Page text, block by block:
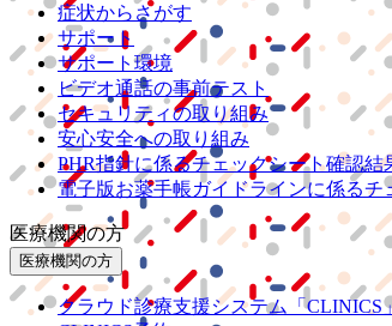
症状からさがす
サポート
サポート環境
ビデオ通話の事前テスト
セキュリティの取り組み
安心安全への取り組み
PHR指針に係るチェックシート確認結
電子版お薬手帳ガイドラインに係る
医療機関の方
医療機関の方
クラウド診療支援システム
「CLINICS